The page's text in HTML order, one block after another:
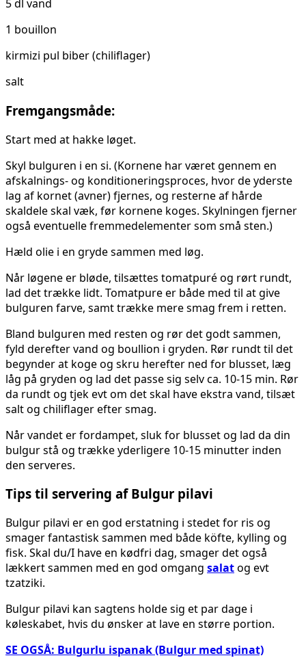
5 dl vand
1 bouillon
kirmizi pul biber (chiliflager)
salt
Fremgangsmåde:
Start med at hakke løget.
Skyl bulguren i en si. (Kornene har været gennem en
afskalnings- og konditioneringsproces, hvor de yderste
lag af kornet (avner) fjernes, og resterne af hårde
skaldele skal væk, før kornene koges. Skylningen fjerner
også eventuelle fremmedelementer som små sten.)
Hæld olie i en gryde sammen med løg.
Når løgene er bløde, tilsættes tomatpuré og rørt rundt,
lad det trække lidt. Tomatpure er både med til at give
bulguren farve, samt trække mere smag frem i retten.
Bland bulguren med resten og rør det godt sammen,
fyld derefter vand og boullion i gryden. Rør rundt til det
begynder at koge og skru herefter ned for blusset, læg
låg på gryden og lad det passe sig selv ca. 10-15 min. Rør
da rundt og tjek evt om det skal have ekstra vand, tilsæt
salt og chiliflager efter smag.
Når vandet er fordampet, sluk for blusset og lad da din
bulgur stå og trække yderligere 10-15 minutter inden
den serveres.
Tips til servering af Bulgur pilavi
Bulgur pilavi er en god erstatning i stedet for ris og
smager fantastisk sammen med både köfte, kylling og
fisk. Skal du/I have en kødfri dag, smager det også
lækkert sammen med en god omgang salatog evt
tzatziki.
Bulgur pilavi kan sagtens holde sig et par dage i
køleskabet, hvis du ønsker at lave en større portion.
SE OGSÅ: Bulgurlu ispanak (Bulgur med spinat)